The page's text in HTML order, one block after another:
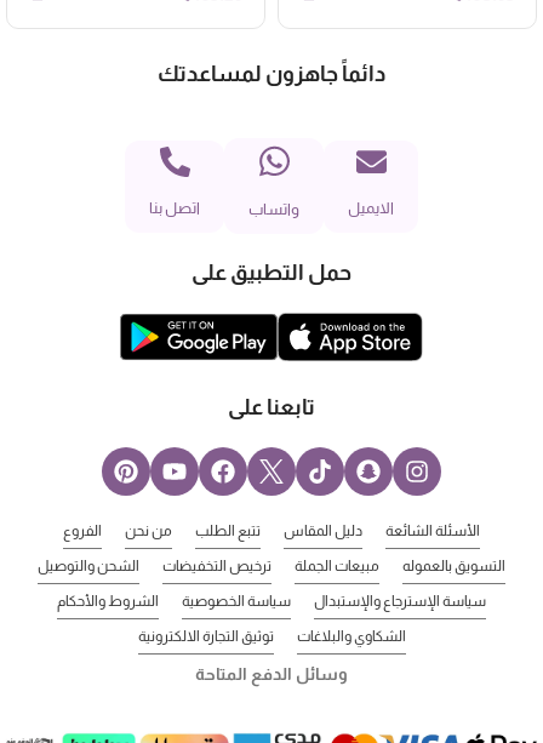
دائماً جاهزون لمساعدتك
الايميل واتساب اتصل بنا
حمل التطبيق على
تابعنا على
الأسئلة الشائعة دليل المقاس تتبع الطلب من نحن الفروع
التسويق بالعموله مبيعات الجملة ترخيص التخفيضات الشحن والتوصيل
سياسة الإسترجاع والإستبدال سياسة الخصوصية الشروط والأحكام
الشكاوي والبلاغات توثيق التجارة الالكترونية
وسائل الدفع المتاحة